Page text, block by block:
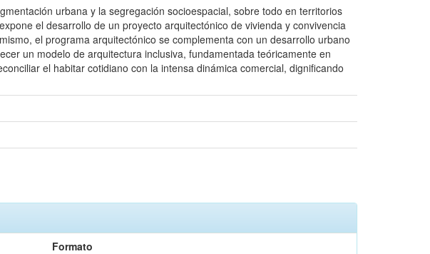
urbana y la segregación socioespacial, sobre todo en territorios
el desarrollo de un proyecto arquitectónico de vivienda y convivencia
el programa arquitectónico se complementa con un desarrollo urbano
un modelo de arquitectura inclusiva, fundamentada teóricamente en
el habitar cotidiano con la intensa dinámica comercial, dignificando
Formato